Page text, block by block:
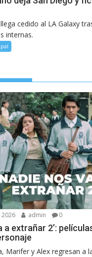
cedido al LA Galaxy
internas.
admin 0
a extrañar 2’:
Marifer y Alex regresan a